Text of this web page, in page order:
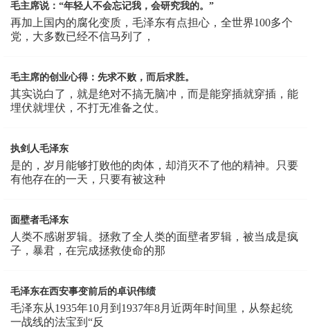
毛主席说：“年轻人不会忘记我，会研究我的。”
再加上国内的腐化变质，毛泽东有点担心，全世界100多个
党，大多数已经不信马列了，
毛主席的创业心得：先求不败，而后求胜。
其实说白了，就是绝对不搞无脑冲，而是能穿插就穿插，能
埋伏就埋伏，不打无准备之仗。
执剑人毛泽东
是的，岁月能够打败他的肉体，却消灭不了他的精神。只要
有他存在的一天，只要有被这种
面壁者毛泽东
人类不感谢罗辑。拯救了全人类的面壁者罗辑，被当成是疯
子，暴君，在完成拯救使命的那
毛泽东在西安事变前后的卓识伟绩
毛泽东从1935年10月到1937年8月近两年时间里，从祭起统
一战线的法宝到“反